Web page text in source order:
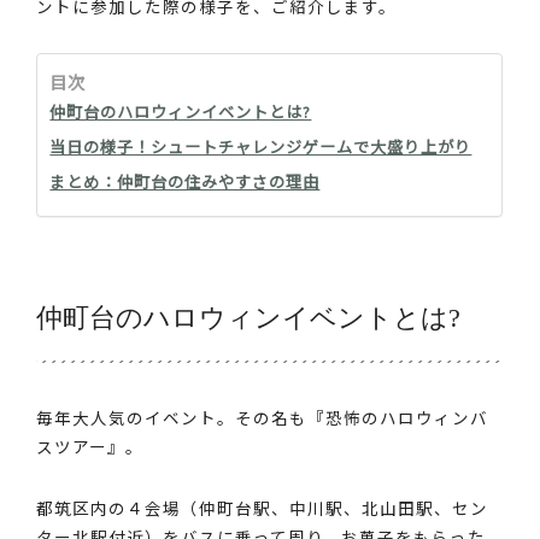
ントに参加した際の様子を、ご紹介します。
目次
仲町台のハロウィンイベントとは?
当日の様子！シュートチャレンジゲームで大盛り上がり
まとめ：仲町台の住みやすさの理由
仲町台のハロウィンイベントとは?
毎年大人気のイベント。その名も『恐怖のハロウィンバ
スツアー』。
都筑区内の４会場（仲町台駅、中川駅、北山田駅、セン